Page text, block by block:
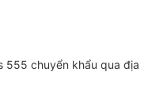
555 chuyển khẩu qua địa